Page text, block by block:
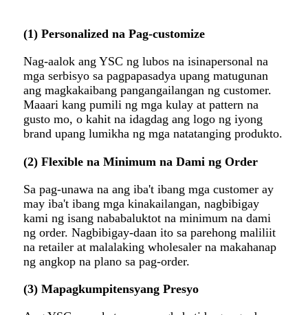
(1) Personalized na Pag-customize
Nag-aalok ang YSC ng lubos na isinapersonal na
mga serbisyo sa pagpapasadya upang matugunan
ang magkakaibang pangangailangan ng customer.
Maaari kang pumili ng mga kulay at pattern na
gusto mo, o kahit na idagdag ang logo ng iyong
brand upang lumikha ng mga natatanging produkto.
(2) Flexible na Minimum na Dami ng Order
Sa pag-unawa na ang iba't ibang mga customer ay
may iba't ibang mga kinakailangan, nagbibigay
kami ng isang nababaluktot na minimum na dami
ng order. Nagbibigay-daan ito sa parehong maliliit
na retailer at malalaking wholesaler na makahanap
ng angkop na plano sa pag-order.
(3) Mapagkumpitensyang Presyo